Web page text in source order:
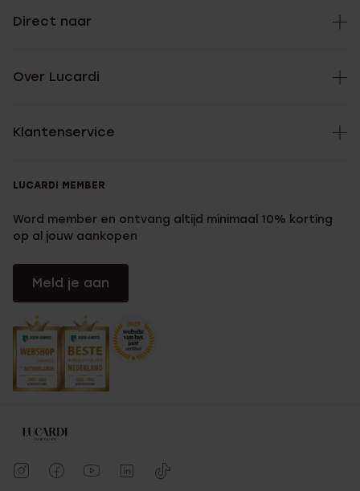
Direct naar
Over Lucardi
Klantenservice
LUCARDI MEMBER
Word member en ontvang altijd minimaal 10% korting
op al jouw aankopen
Meld je aan